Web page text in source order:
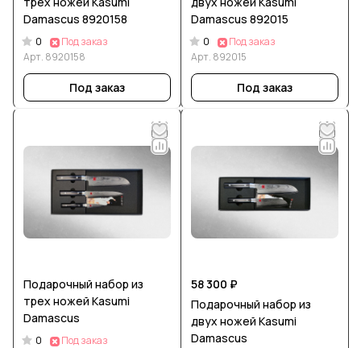
Damascus 8920158
0
Под заказ
Арт. 8920158
Под заказ
Damascus 892015
0
Под заказ
Арт. 892015
Под заказ
Подарочный набор из
трех ножей Kasumi
Damascus
0
Под заказ
58 300 ₽
Подарочный набор из
двух ножей Kasumi
Damascus